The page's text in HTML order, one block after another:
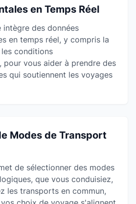
en Temps Réel
des données
en temps réel, y compris la
conditions
pour vous aider à prendre des
qui soutiennent les voyages
Modes de Transport
de sélectionner des modes
que vous conduisiez,
les transports en commun,